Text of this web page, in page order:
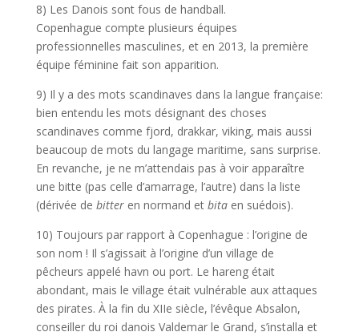
8) Les Danois sont fous de handball.
Copenhague compte plusieurs équipes
professionnelles masculines, et en 2013, la première
équipe féminine fait son apparition.
9) Il y a des mots scandinaves dans la langue française:
bien entendu les mots désignant des choses
scandinaves comme fjord, drakkar, viking, mais aussi
beaucoup de mots du langage maritime, sans surprise.
En revanche, je ne m’attendais pas à voir apparaître
une bitte (pas celle d’amarrage, l’autre) dans la liste
(dérivée de bitteren normand et bitaen suédois).
10) Toujours par rapport à Copenhague : l’origine de
son nom ! Il s’agissait à l’origine d’un village de
pêcheurs appelé havn ou port. Le hareng était
abondant, mais le village était vulnérable aux attaques
des pirates. À la fin du XIIe siècle, l’évêque Absalon,
conseiller du roi danois Valdemar le Grand, s’installa et